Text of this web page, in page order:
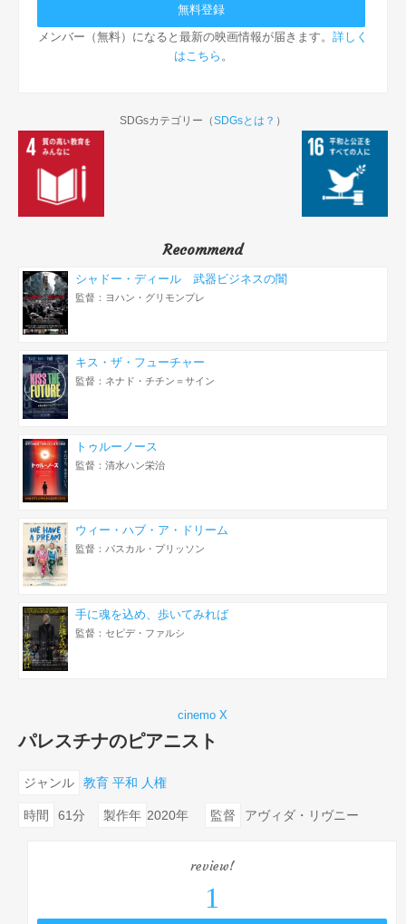
メンバー（無料）になると最新の映画情報が届きます。 詳しく
はこちら 。
SDGsカテゴリー（SDGsとは？ ）
Recommend
シャドー・ディール 武器ビジネスの闇
監督：ヨハン・グリモンプレ
キス・ザ・フューチャー
監督：ネナド・チチン＝サイン
トゥルーノース
監督：清水ハン栄治
ウィー・ハブ・ア・ドリーム
監督：パスカル・プリッソン
手に魂を込め、歩いてみれば
監督：セピデ・ファルシ
cinemo X
パレスチナのピアニスト
ジャンル 教育 平和 人権
時間 61分 製作年 2020年 監督 アヴィダ・リヴニー
review!
1